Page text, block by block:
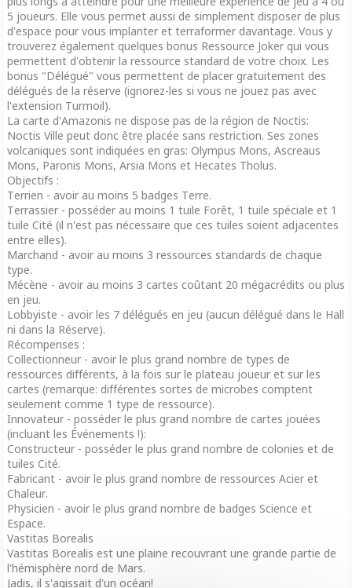
5 joueurs. Elle vous permet aussi de simplement disposer de plus
d'espace pour vous implanter et terraformer davantage. Vous y
trouverez également quelques bonus Ressource Joker qui vous
permettent d'obtenir la ressource standard de votre choix. Les
bonus "Délégué" vous permettent de placer gratuitement des
délégués de la réserve (ignorez-les si vous ne jouez pas avec
l'extension Turmoil).
La carte d'Amazonis ne dispose pas de la région de Noctis:
Noctis Ville peut donc être placée sans restriction. Ses zones
volcaniques sont indiquées en gras: Olympus Mons, Ascreaus
Mons, Paronis Mons, Arsia Mons et Hecates Tholus.
Objectifs :
Terrien - avoir au moins 5 badges Terre.
Terrassier - posséder au moins 1 tuile Forêt, 1 tuile spéciale et 1
tuile Cité (il n'est pas nécessaire que ces tuiles soient adjacentes
entre elles).
Marchand - avoir au moins 3 ressources standards de chaque
type.
Mécène - avoir au moins 3 cartes coûtant 20 mégacrédits ou plus
en jeu.
Lobbyiste - avoir les 7 délégués en jeu (aucun délégué dans le Hall
ni dans la Réserve).
Récompenses :
Collectionneur - avoir le plus grand nombre de types de
ressources différents, à la fois sur le plateau joueur et sur les
cartes (remarque: différentes sortes de microbes comptent
seulement comme 1 type de ressource).
Innovateur - posséder le plus grand nombre de cartes jouées
(incluant les Événements !):
Constructeur - posséder le plus grand nombre de colonies et de
tuiles Cité.
Fabricant - avoir le plus grand nombre de ressources Acier et
Chaleur.
Physicien - avoir le plus grand nombre de badges Science et
Espace.
Vastitas Borealis
Vastitas Borealis est une plaine recouvrant une grande partie de
l'hémisphère nord de Mars.
Jadis, il s'agissait d'un océan!